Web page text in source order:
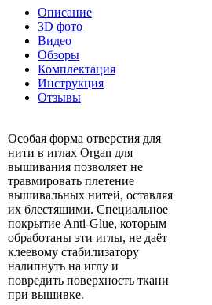
Описание
3D фото
Видео
Обзоры
Комплектация
Инструкция
Отзывы
Особая форма отверстия для
нити в иглах Organ для
вышивания позволяет не
травмировать плетение
вышивальных нитей, оставляя
их блестящими. Специальное
покрытие Anti-Glue, которым
обработаны эти иглы, не даёт
клеевому стабилизатору
налипнуть на иглу и
повредить поверхность ткани
при вышивке.